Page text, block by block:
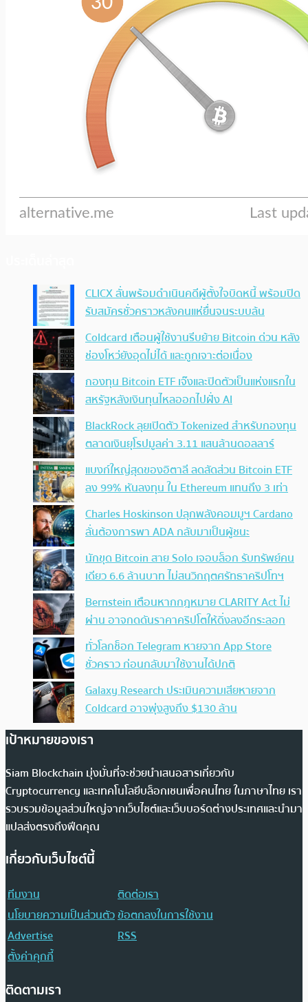
CLICX ลั่นพร้อมดำเนินคดีผู้ตั้งใจบิดหนี้ พร้อมปิด
รับสมัครชั่วคราวหลังคนแห่ยื่นจนระบบล้น
Coldcard เตือนผู้ใช้งานรีบย้าย Bitcoin ด่วน หลัง
ช่องโหว่ยังอุดไม่ได้ และถูกเจาะต่อเนื่อง
กองทุน Bitcoin ETF เจ๊งและปิดตัวเป็นแห่งแรกใน
สหรัฐหลังเงินทุนไหลออกไปฝั่ง AI
BlackRock ลุยเปิดตัว Tokenized สำหรับกองทุน
ตลาดเงินยุโรปมูลค่า 3.11 แสนล้านดอลลาร์
แบงก์ใหญ่สุดของอิตาลี ลดสัดส่วน Bitcoin ETF
ลง 99% หันลงทุน ใน Ethereum แทนถึง 3 เท่า
Charles Hoskinson ปลุกพลังคอมมูฯ Cardano
ลั่นต้องการพา ADA กลับมาเป็นผู้ชนะ
นักขุด Bitcoin สาย Solo เจอบล็อก รับทรัพย์คน
เดียว 6.6 ล้านบาท ไม่สนวิกฤตศรัทธาคริปโทฯ
Bernstein เตือนหากกฎหมาย CLARITY Act ไม่
ผ่าน อาจกดดันราคาคริปโตให้ดิ่งลงอีกระลอก
ทั่วโลกช็อก Telegram หายจาก App Store
ชั่วคราว ก่อนกลับมาใช้งานได้ปกติ
Galaxy Research ประเมินความเสียหายจาก
Coldcard อาจพุ่งสูงถึง $130 ล้าน
เป้าหมายของเรา
Siam Blockchain มุ่งมั่นที่จะช่วยนำเสนอสารเกี่ยวกับ
Cryptocurrency และเทคโนโลยีบล็อกเชนเพื่อคนไทย ในภาษาไทย เรา
รวบรวมข้อมูลส่วนใหญ่จากเว็บไซต์และเว็บบอร์ดต่างประเทศและนำมา
แปลส่งตรงถึงฟีดคุณ
เกี่ยวกับเว็บไซต์นี้
ทีมงาน
ติดต่อเรา
นโยบายความเป็นส่วนตัวข้อตกลงในการใช้งาน
Advertise
RSS
ตั้งค่าคุกกี้
ติดตามเรา